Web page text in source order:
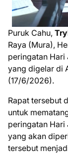
Puruk Cahu,
Raya (Mura),
peringatan Hari
yang digelar di
(17/6/2026).
Rapat tersebut
untuk
peringatan Hari
yang akan
tersebut